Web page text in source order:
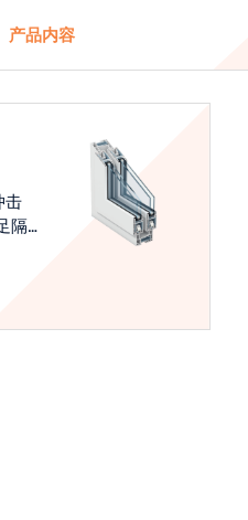
产品内容
击
隔